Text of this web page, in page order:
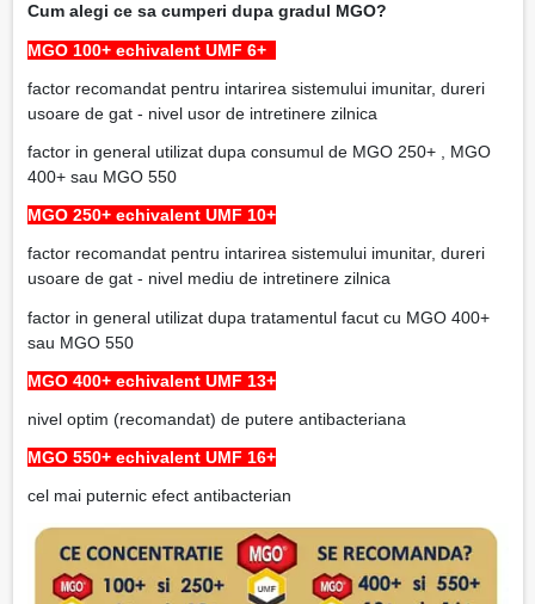
Cum alegi ce sa cumperi dupa gradul MGO?
MGO 100+ echivalent UMF 6+
factor recomandat pentru intarirea sistemului imunitar, dureri
usoare de gat - nivel usor de intretinere zilnica
factor in general utilizat dupa consumul de MGO 250+ , MGO
400+ sau MGO 550
MGO 250+ echivalent UMF 10+
factor recomandat pentru intarirea sistemului imunitar, dureri
usoare de gat - nivel mediu de intretinere zilnica
factor in general utilizat dupa tratamentul facut cu MGO 400+
sau MGO 550
MGO 400+ echivalent UMF 13+
nivel optim (recomandat) de putere antibacteriana
MGO 550+ echivalent UMF 16+
cel mai puternic efect antibacterian